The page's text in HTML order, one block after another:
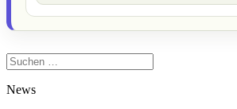
Suchen
nach:
News